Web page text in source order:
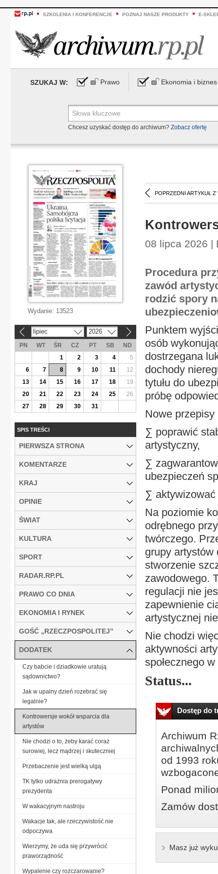
SZKOLENIA I KONFERENCJE POZNAJ NASZE PRODUKTY E-
SZUKAJ W: Prawo Ekonomia i biznes
Chcesz uzyskać dostęp do archiwum? Zobacz ofertę
POPRZEDNI ARTYKUŁ Z
08 lipca 2026 |
Procedura
zawód
rodzić spory
Punktem
osób
dostrzegana
dochody
tytułu do
próbę
Nowe przepisy
∑ poprawić
artystyczny,
∑
ubezpieczeń
∑ aktywizować
Na poziomie
odrębnego
twórczego.
grupy artystów
stworzenie
zawodowego.
regulacji nie
zapewnienie
artystycznej
Nie chodzi
aktywności
społecznego
Status...
Dostęp do
Archiwum
od 1993
Ponad
Zamów
Masz już
Wydanie: 13523
lipiec 2026
PN WT ŚR CZ PT SB
ND
1
2 3 4
5
6
7 8 9 10 11
12
13
14 15 16 17 18
19
20
21 22 23 24 25
26
27
28 29 30 31
SPIS TREŚCI
PIERWSZA STRONA
KOMENTARZE
KRAJ
OPINIE
ŚWIAT
KULTURA
SPORT
RADAR.RP.PL
PRAWO CO DNIA
EKONOMIA I RYNEK
GOŚĆ „RZECZPOSPOLITEJ”
DODATEK
Czy babcie i dziadkowie uratują
sądownictwo?
Jak w upalny dzień rozebrać się
legalnie?
Kontrowersje wokół wsparcia dla
artystów
Nie chodzi o to, żeby karać coraz
surowiej, lecz mądrzej i skuteczniej
Przebaczenie jest wielką ulgą
TK tylko udrażnia prerogatywy
prezydenta
W wakacyjnym nastroju
Wakacje tak, ale rzeczywistość nie
odpoczywa
Wierzymy, że uda się przywrócić
praworządność
Wypalenie czy rozczarowanie?